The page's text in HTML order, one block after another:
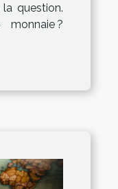
question.
monnaie ?